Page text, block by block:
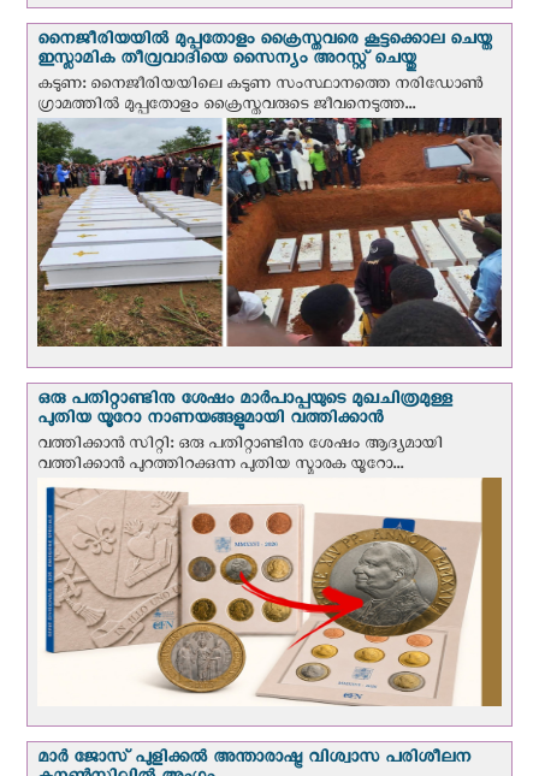
നൈജീരിയയില്‍ മുപ്പതോളം ക്രൈസ്തവരെ കൂട്ടക്കൊല ചെയ്ത
ഇസ്ലാമിക തീവ്രവാദിയെ സൈന്യം അറസ്റ്റ് ചെയ്തു
കടുണ: നൈജീരിയയിലെ കടുണ സംസ്ഥാനത്തെ നരിഡോൺ
ഗ്രാമത്തിൽ മുപ്പതോളം ക്രൈസ്തവരുടെ ജീവനെടുത്ത...
ഒരു പതിറ്റാണ്ടിനു ശേഷം മാർപാപ്പയുടെ മുഖചിത്രമുള്ള
പുതിയ യൂറോ നാണയങ്ങളുമായി വത്തിക്കാന്‍
വത്തിക്കാന്‍ സിറ്റി: ഒരു പതിറ്റാണ്ടിനു ശേഷം ആദ്യമായി
വത്തിക്കാൻ പുറത്തിറക്കുന്ന പുതിയ സ്മാരക യൂറോ...
മാർ ജോസ് പുളിക്കൽ അന്താരാഷ്ട്ര വിശ്വാസ പരിശീലന